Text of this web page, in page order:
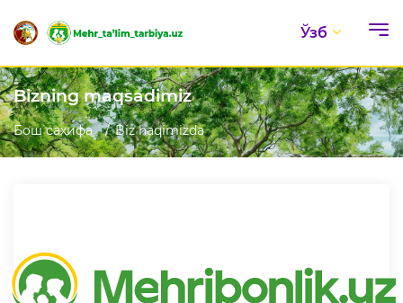
Ўзб
Bizning maqsadimiz
Бош саҳифа Biz haqimizda